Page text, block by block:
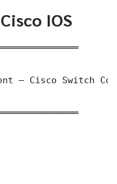
IOS
— Cisco Switch